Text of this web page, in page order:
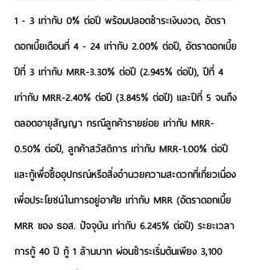
1 - 3 เท่ากับ 0% ต่อปี พร้อมปลอดชำระเงินงวด, อัตรา
ดอกเบี้ยเดือนที่ 4 - 24 เท่ากับ 2.00% ต่อปี, อัตราดอกเบี้ย
ปีที่ 3 เท่ากับ MRR-3.30% ต่อปี (2.945% ต่อปี), ปีที่ 4
เท่ากับ MRR-2.40% ต่อปี (3.845% ต่อปี) และปีที่ 5 จนถึง
ตลอดอายุสัญญา กรณีลูกค้ารายย่อย เท่ากับ MRR-
0.50% ต่อปี, ลูกค้าสวัสดิการ เท่ากับ MRR-1.00% ต่อปี
และกู้เพื่อซื้ออุปกรณ์หรือสิ่งอำนวยความสะดวกที่เกี่ยวเนื่อง
เพื่อประโยชน์ในการอยู่อาศัย เท่ากับ MRR (อัตราดอกเบี้ย
MRR ของ ธอส. ปัจจุบัน เท่ากับ 6.245% ต่อปี) ระยะเวลา
การกู้ 40 ปี กู้ 1 ล้านบาท ผ่อนชำระเริ่มต้นเพียง 3,100